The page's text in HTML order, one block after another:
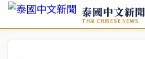
泰國中文新聞
THAI CHINESE NEWS